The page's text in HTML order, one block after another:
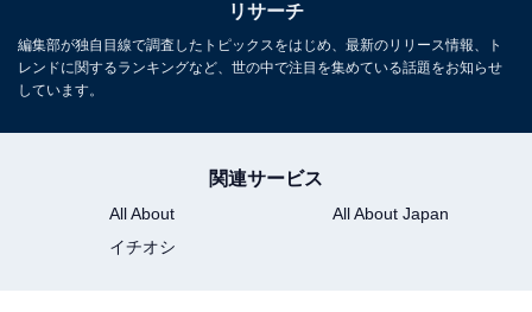
リサーチ
編集部が独自目線で調査したトピックスをはじめ、最新のリリース情報、ト
レンドに関するランキングなど、世の中で注目を集めている話題をお知らせ
しています。
関連サービス
All About
All About Japan
イチオシ